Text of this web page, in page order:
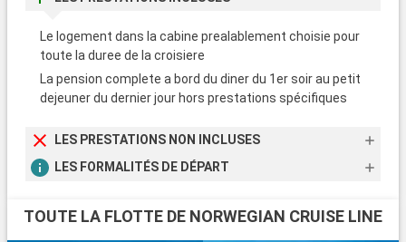
Le logement dans la cabine prealablement choisie pour
toute la duree de la croisiere
La pension complete a bord du diner du 1er soir au petit
dejeuner du dernier jour hors prestations spécifiques
LES PRESTATIONS NON INCLUSES
LES FORMALITÉS DE DÉPART
TOUTE LA FLOTTE DE NORWEGIAN CRUISE LINE